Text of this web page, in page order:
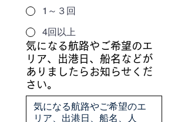
1～３回
4回以上
気になる航路やご希望のエ
リア、出港日、船名などが
ありましたらお知らせくだ
さい。